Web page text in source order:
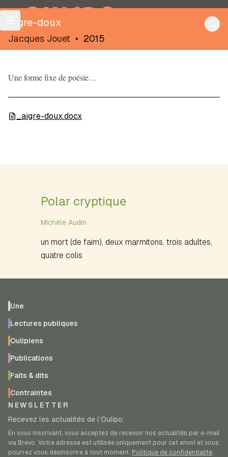
OULIPO
Aigre-doux
Jacques Jouet • 2015
Une forme fixe de poésie…
_aigre-doux.docx
Polar cryptique
Michèle Audin
un mort (de faim), deux marmitons, trois adultes,
quatre colis
Une
Lectures publiques
Oulipiens
Publications
Faits & dits
Contraintes
NEWSLETTER
Recevez les actualités de l’Oulipo.
En vous inscrivant, vous acceptez de recevoir nos actualités par e-mail
via Brevo. Votre adresse est utilisée uniquement pour cet envoi et vous
pourrez vous désinscrire à tout moment. Politique de confidentialité